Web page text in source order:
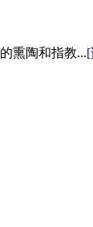
熏陶和指教...[